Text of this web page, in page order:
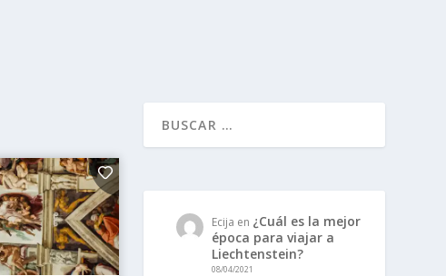
Ecija en ¿Cuál es la mejor
época para viajar a
Liechtenstein?
08/04/2021